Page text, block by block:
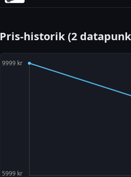
Pris-historik (2